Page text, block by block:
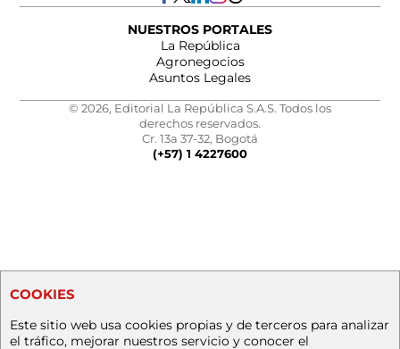
NUESTROS PORTALES
La República
Agronegocios
Asuntos Legales
© 2026, Editorial La República S.A.S. Todos los
derechos reservados.
Cr. 13a 37-32, Bogotá
(+57) 1 4227600
COOKIES
Este sitio web usa cookies propias y de terceros para analizar
el tráfico, mejorar nuestros servicio y conocer el